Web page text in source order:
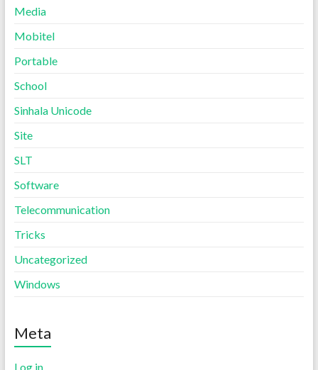
Media
Mobitel
Portable
School
Sinhala Unicode
Site
SLT
Software
Telecommunication
Tricks
Uncategorized
Windows
Meta
Log in